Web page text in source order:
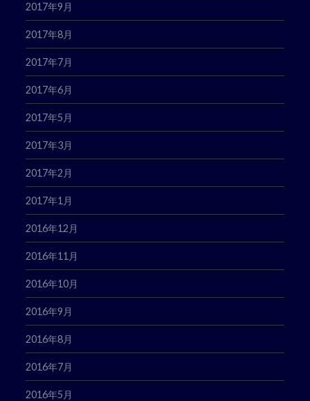
2017年9月
2017年8月
2017年7月
2017年6月
2017年5月
2017年3月
2017年2月
2017年1月
2016年12月
2016年11月
2016年10月
2016年9月
2016年8月
2016年7月
2016年5月